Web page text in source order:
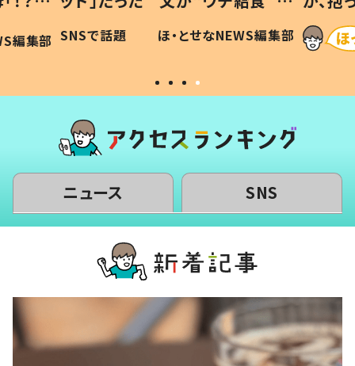
編集部
作り続ける理由とは #令和の親
#令和の子
SNSで話題 ほ・とせなNEWS編集部 「涙が
い」
ニュース SNS